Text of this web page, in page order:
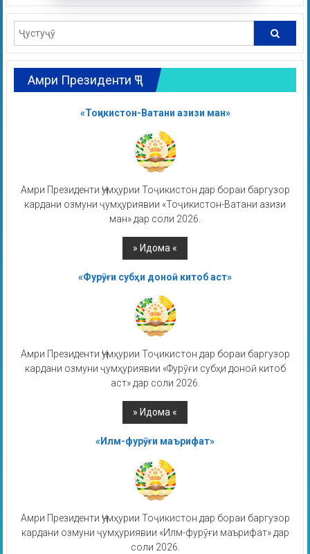
Амри Президенти ҶТ
«Тоҷикистон-Ватани азизи ман»
Амри Президенти Ҷумҳурии Тоҷикистон дар бораи баргузор
кардани озмуни ҷумҳуриявии «Тоҷикистон-Ватани азизи
ман» дар соли 2026.
«Фурӯғи субҳи доноӣ китоб аст»
Амри Президенти Ҷумҳурии Тоҷикистон дар бораи баргузор
кардани озмуни ҷумҳуриявии «Фурӯғи субҳи доноӣ китоб
аст» дар соли 2026.
«Илм-фурӯғи маърифат»
Амри Президенти Ҷумҳурии Тоҷикистон дар бораи баргузор
кардани озмуни ҷумҳуриявии «Илм-фурӯғи маърифат» дар
соли 2026.